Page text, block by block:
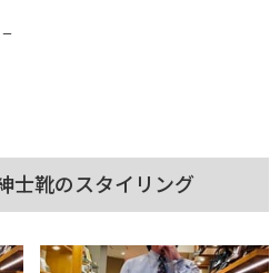
ー
士靴のスタイリング